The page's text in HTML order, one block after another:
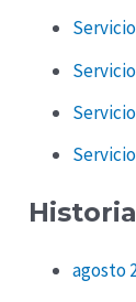
agosto